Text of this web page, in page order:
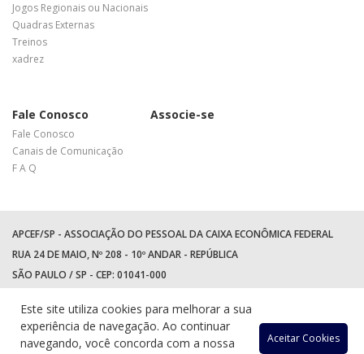
Jogos Regionais ou Nacionais
Quadras Externas
Treinos
xadrez
Fale Conosco
Fale Conosco
Canais de Comunicação
F A Q
Associe-se
APCEF/SP - ASSOCIAÇÃO DO PESSOAL DA CAIXA ECONÔMICA FEDERAL
RUA 24 DE MAIO, Nº 208 - 10º ANDAR - REPÚBLICA
SÃO PAULO / SP - CEP: 01041-000
WhatsApp: (11) 94597-5758
Este site utiliza cookies para melhorar a sua
experiência de navegação. Ao continuar
navegando, você concorda com a nossa
Aceitar Cookies